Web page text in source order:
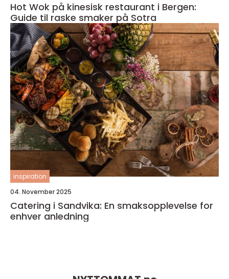
Hot Wok på kinesisk restaurant i Bergen:
Guide til raske smaker på Sotra
inspiration
04. November 2025
Catering i Sandvika: En smaksopplevelse for
enhver anledning